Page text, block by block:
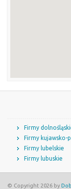
Firmy
Firmy kujawsko-
Firmy lubelskie
Firmy lubuskie
© Copyright 2026 by